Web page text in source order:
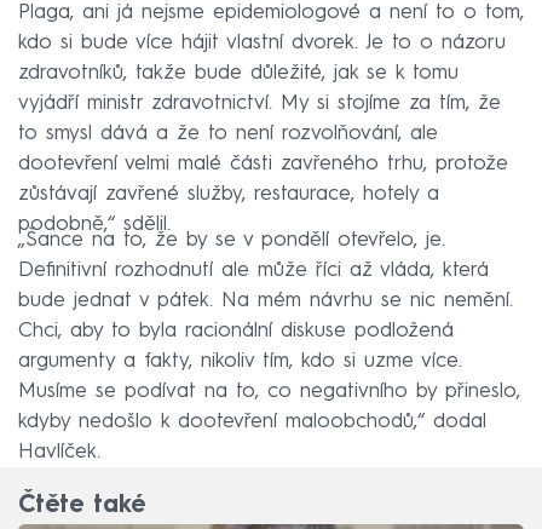
Plaga, ani já nejsme epidemiologové a není to o tom,
kdo si bude více hájit vlastní dvorek. Je to o názoru
zdravotníků, takže bude důležité, jak se k tomu
vyjádří ministr zdravotnictví. My si stojíme za tím, že
to smysl dává a že to není rozvolňování, ale
dootevření velmi malé části zavřeného trhu, protože
zůstávají zavřené služby, restaurace, hotely a
podobně,“ sdělil.
„Šance na to, že by se v pondělí otevřelo, je.
Definitivní rozhodnutí ale může říci až vláda, která
bude jednat v pátek. Na mém návrhu se nic nemění.
Chci, aby to byla racionální diskuse podložená
argumenty a fakty, nikoliv tím, kdo si uzme více.
Musíme se podívat na to, co negativního by přineslo,
kdyby nedošlo k dootevření maloobchodů,“ dodal
Havlíček.
Čtěte také